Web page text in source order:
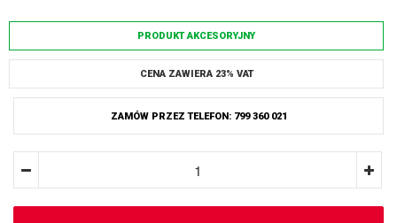
PRODUKT AKCESORYJNY
CENA ZAWIERA 23% VAT
ZAMÓW PRZEZ TELEFON: 799 360 021